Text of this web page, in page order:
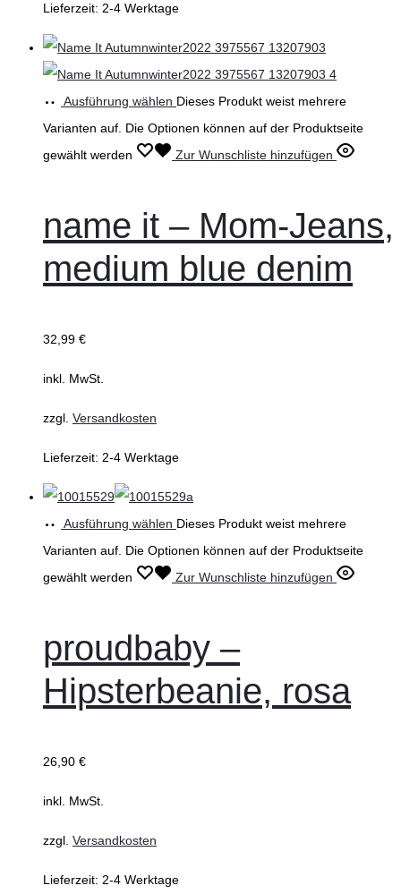
Lieferzeit: 2-4 Werktage
Ausführung wählen Dieses Produkt weist mehrere
Varianten auf. Die Optionen können auf der Produktseite
gewählt werden
Zur Wunschliste hinzufügen
name it – Mom-Jeans,
medium blue denim
32,99 €
inkl. MwSt.
zzgl. Versandkosten
Lieferzeit: 2-4 Werktage
Ausführung wählen Dieses Produkt weist mehrere
Varianten auf. Die Optionen können auf der Produktseite
gewählt werden
Zur Wunschliste hinzufügen
proudbaby –
Hipsterbeanie, rosa
26,90 €
inkl. MwSt.
zzgl. Versandkosten
Lieferzeit: 2-4 Werktage